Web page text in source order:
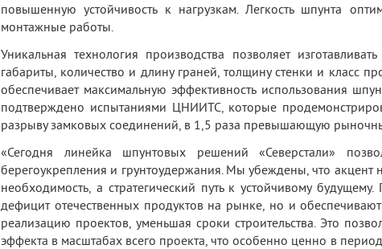
повышенную устойчивость к нагрузкам. Легкость шпунта
монтажные работы.
Уникальная технология производства позволяет
габариты, количество и длину граней, толщину стенки и класс
обеспечивает максимальную эффективность использования
подтверждено испытаниями ЦНИИТС, которые
разрыву замковых соединений, в 1,5 раза превышающую
«Сегодня линейка шпунтовых решений «Северстали»
берегоукрепления и грунтоудержания. Мы убеждены, что акцент
необходимость, а стратегический путь к устойчивому
дефицит отечественных продуктов на рынке, но и
реализацию проектов, уменьшая сроки строительства. Это
эффекта в масштабах всего проекта, что особенно ценно в